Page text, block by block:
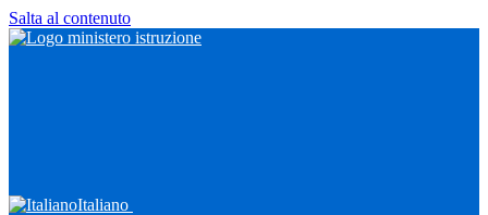
Salta al contenuto
Italiano